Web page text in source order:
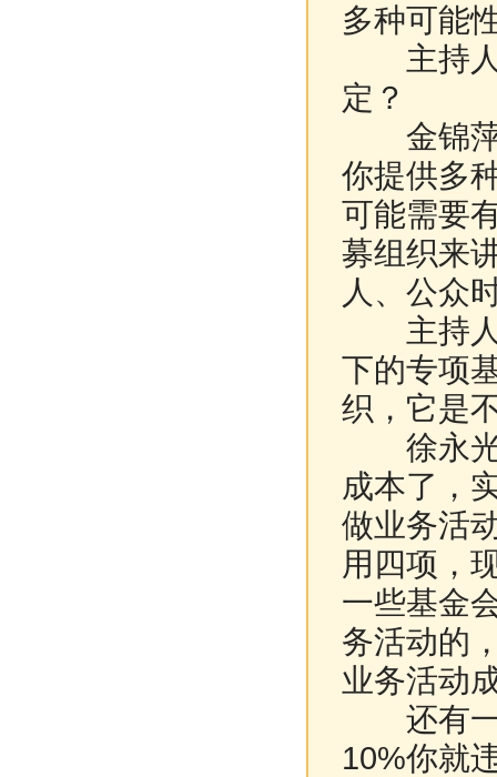
多种可能
主持人
定？
金锦萍
你提供多
可能需要
募组织来
人、公众
主持人
下的专项
织，它是
徐永光
成本了，
做业务活
用四项，
一些基金
务活动的
业务活动
还有一
10%你就